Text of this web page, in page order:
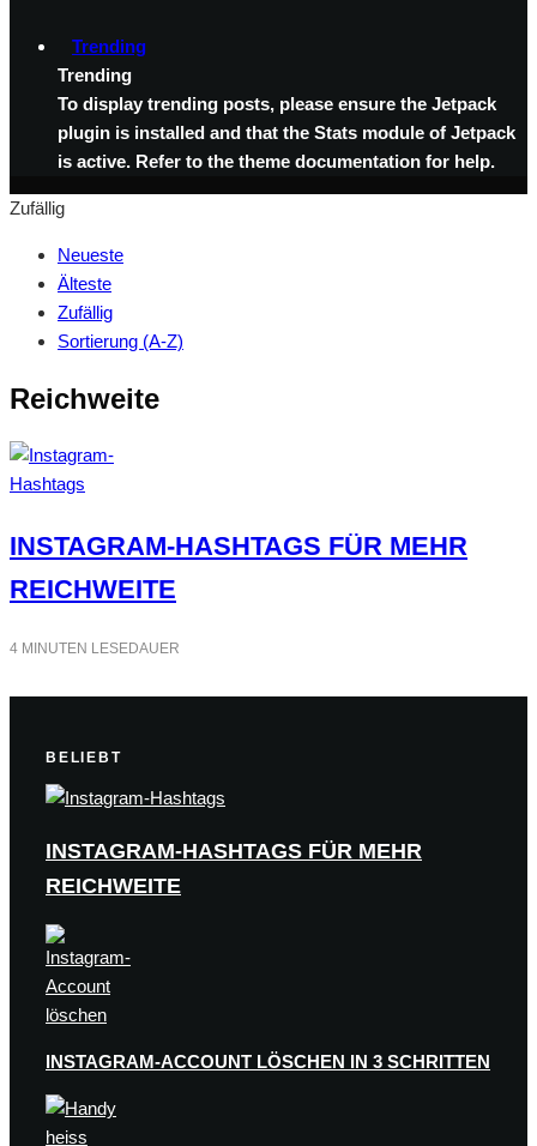
Trending
Trending
To display trending posts, please ensure the Jetpack
plugin is installed and that the Stats module of Jetpack
is active. Refer to the theme documentation for help.
Zufällig
Neueste
Älteste
Zufällig
Sortierung (A-Z)
Reichweite
INSTAGRAM-HASHTAGS FÜR MEHR
REICHWEITE
4 MINUTEN LESEDAUER
BELIEBT
INSTAGRAM-HASHTAGS FÜR MEHR
REICHWEITE
INSTAGRAM-ACCOUNT LÖSCHEN IN 3 SCHRITTEN